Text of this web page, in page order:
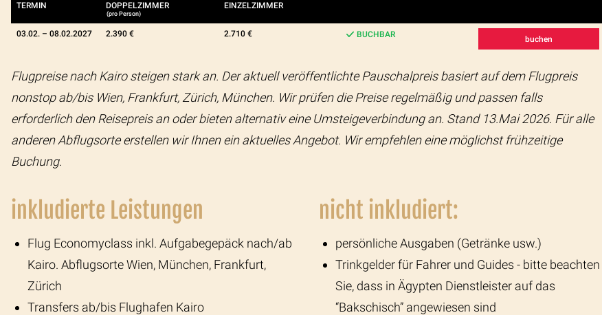
TERMIN DOPPELZIMMER
(pro Person)
EINZELZIMMER
03.02. – 08.02.2027 2.390 € 2.710 € BUCHBAR buchen
Flugpreise nach Kairo steigen stark an. Der aktuell veröffentlichte Pauschalpreis basiert auf dem Flugpreis
nonstop ab/bis Wien, Frankfurt, Zürich, München. Wir prüfen die Preise regelmäßig und passen falls
erforderlich den Reisepreis an oder bieten alternativ eine Umsteigeverbindung an. Stand 13.Mai 2026. Für alle
anderen Abflugsorte erstellen wir Ihnen ein aktuelles Angebot. Wir empfehlen eine möglichst frühzeitige
Buchung.
inkludierte Leistungen
Flug Economyclass inkl. Aufgabegepäck nach/ab
Kairo. Abflugsorte Wien, München, Frankfurt,
Zürich
Transfers ab/bis Flughafen Kairo
nicht inkludiert:
persönliche Ausgaben (Getränke usw.)
Trinkgelder für Fahrer und Guides - bitte beachten
Sie, dass in Ägypten Dienstleister auf das
“Bakschisch” angewiesen sind